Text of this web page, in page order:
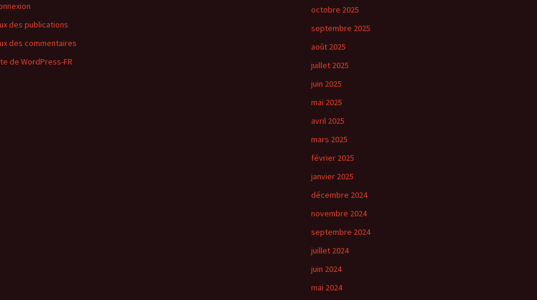
octobre 2025
septembre 2025
août 2025
juillet 2025
juin 2025
mai 2025
avril 2025
mars 2025
février 2025
janvier 2025
décembre 2024
novembre 2024
septembre 2024
juillet 2024
juin 2024
mai 2024
des publications
des commentaires
de WordPress-FR